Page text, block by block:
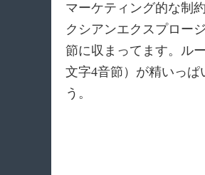
マーケティング的な制
クシアンエクスプロー
節に収まってます。ル
文字4音節）が精いっ
う。